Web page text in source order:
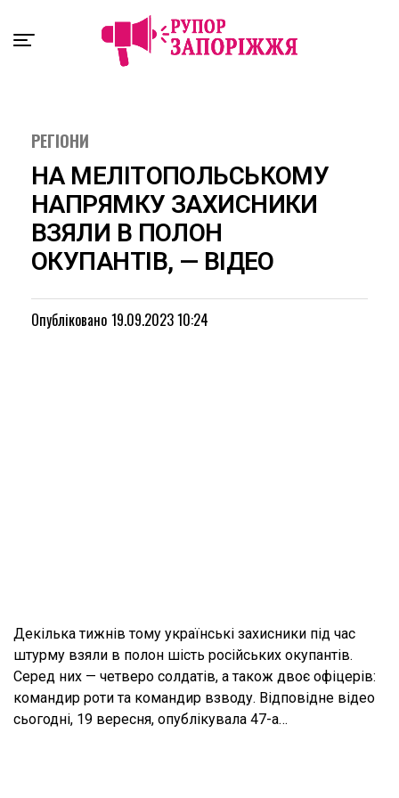
РЕГІОНИ
НА МЕЛІТОПОЛЬСЬКОМУ
НАПРЯМКУ ЗАХИСНИКИ
ВЗЯЛИ В ПОЛОН
ОКУПАНТІВ, — ВІДЕО
Опубліковано 19.09.2023 10:24
Декілька тижнів тому українські захисники під час
штурму взяли в полон шість російських окупантів.
Серед них — четверо солдатів, а також двоє офіцерів:
командир роти та командир взводу. Відповідне відео
сьогодні, 19 вересня, опублікувала 47-а…
Exit mobile version